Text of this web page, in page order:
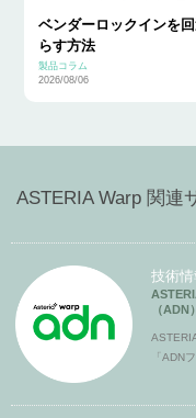
ベンダーロックインを
らす方法
製品コラム
2026/08/06
ASTERIA Warp 関連
技術
（ADN
「ADN